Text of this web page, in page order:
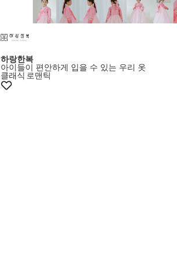
하랑한복
아이들이 편안하게 입을 수 있는 우리 옷
클래식 로맨틱